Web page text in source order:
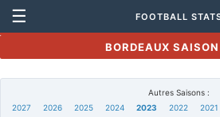
☰ FOOTBALL
BORDEAUX
Autres Saisons :
2027
2026 2025 2024 2023 2022 2021